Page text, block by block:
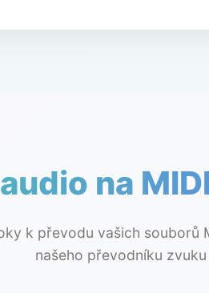
na
k převodu vašich souborů
našeho převodníku zvuku